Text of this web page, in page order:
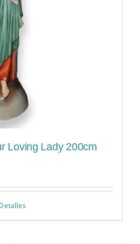
Loving Lady 200cm